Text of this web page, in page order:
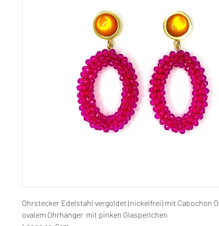
Ohrstecker Edelstahl vergoldet (nickelfrei) mit Cabochon
ovalem Ohrhänger mit pinken Glasperlchen